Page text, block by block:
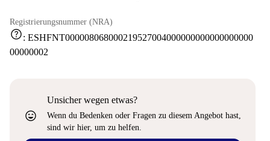
Registrierungsnummer (NRA)
help: ESHFNT000008068000219527004000000000000000000
00000002
sentiment_very_satisfied
Unsicher wegen etwas?
Wenn du Bedenken oder Fragen zu diesem Angebot hast,
sind wir hier, um zu helfen.